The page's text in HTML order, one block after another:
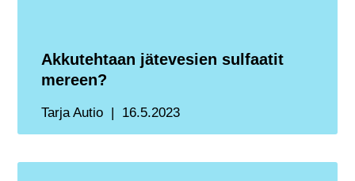
Akkutehtaan jätevesien sulfaatit
mereen?
Tarja Autio 16.5.2023